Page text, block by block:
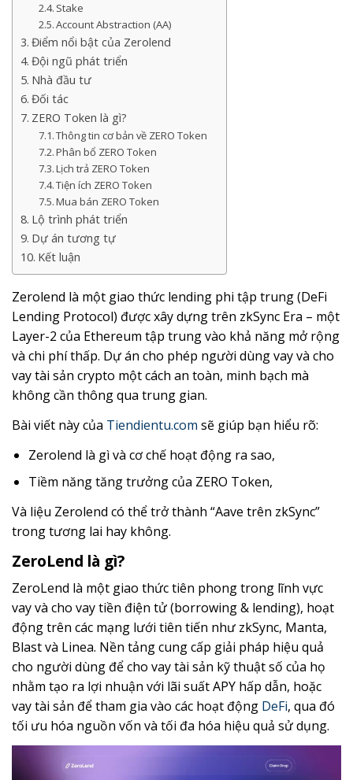
Stake
Account Abstraction (AA)
Điểm nổi bật của Zerolend
Đội ngũ phát triển
Nhà đầu tư
Đối tác
ZERO Token là gì?
Thông tin cơ bản về ZERO Token
Phân bổ ZERO Token
Lịch trả ZERO Token
Tiện ích ZERO Token
Mua bán ZERO Token
Lộ trình phát triển
Dự án tương tự
Kết luận
Zerolend là một giao thức lending phi tập trung (DeFi
Lending Protocol) được xây dựng trên zkSync Era – một
Layer-2 của Ethereum tập trung vào khả năng mở rộng
và chi phí thấp. Dự án cho phép người dùng vay và cho
vay tài sản crypto một cách an toàn, minh bạch mà
không cần thông qua trung gian.
Bài viết này của Tiendientu.com sẽ giúp bạn hiểu rõ:
Zerolend là gì và cơ chế hoạt động ra sao,
Tiềm năng tăng trưởng của ZERO Token,
Và liệu Zerolend có thể trở thành “Aave trên zkSync”
trong tương lai hay không.
ZeroLend là gì?
ZeroLend là một giao thức tiên phong trong lĩnh vực
vay và cho vay tiền điện tử (borrowing & lending), hoạt
động trên các mạng lưới tiên tiến như zkSync, Manta,
Blast và Linea. Nền tảng cung cấp giải pháp hiệu quả
cho người dùng để cho vay tài sản kỹ thuật số của họ
nhằm tạo ra lợi nhuận với lãi suất APY hấp dẫn, hoặc
vay tài sản để tham gia vào các hoạt động DeFi, qua đó
tối ưu hóa nguồn vốn và tối đa hóa hiệu quả sử dụng.